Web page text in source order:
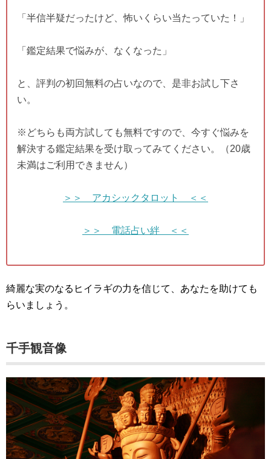
「半信半疑だったけど、怖いくらい当たっていた！」
「鑑定結果で悩みが、なくなった」
と、評判の初回無料の占いなので、是非お試し下さ
い。
※どちらも両方試しても無料ですので、今すぐ悩みを
解決する鑑定結果を受け取ってみてください。（20歳
未満はご利用できません）
＞＞ アカシックタロット ＜＜
＞＞ 電話占い絆 ＜＜
綺麗な実のなるヒイラギの力を信じて、あなたを助けても
らいましょう。
千手観音像